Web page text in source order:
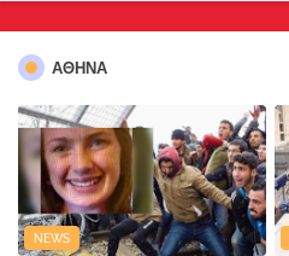
ΑΘΗΝΑ
NEWS